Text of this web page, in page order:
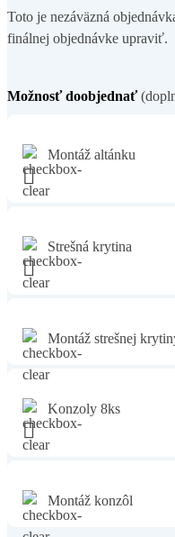
Toto je nezáväzná
finálnej objednávke upraviť.
Možnosť doobjednať
Montáž altánku
Strešná krytina
Montáž strešnej
Konzoly 8ks
Montáž konzôl